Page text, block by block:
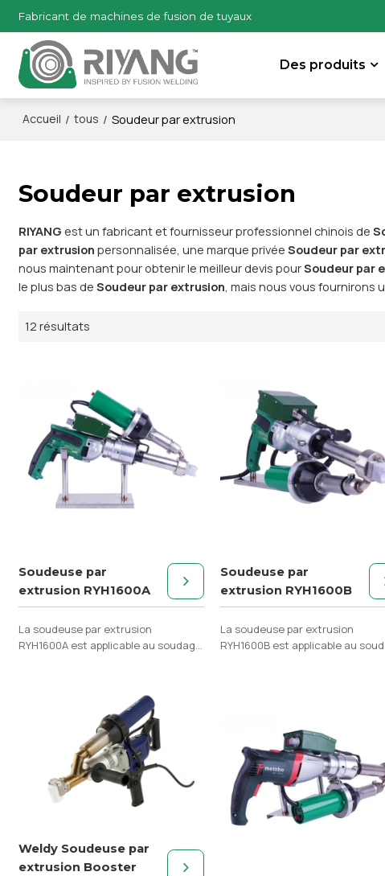
Fabricant de machines de fusion de tuyaux
Des produits
Accueil / tous / Soudeur par extrusion
Soudeur par extrusion
RIYANG est un fabricant et fournisseur professionnel chinois de
par extrusion personnalisée, une marque privéeSoudeur par
nous maintenant pour obtenir le meilleur devis pourSoudeur par
le plus bas deSoudeur par extrusion, mais nous vous fournirons
12 résultats
Soudeuse par
extrusion RYH1600A
La soudeuse par extrusion
RYH1600A est applicable au soudage
Soudeuse par
extrusion RYH1600B
La soudeuse par extrusion
RYH1600B est applicable au
Weldy Soudeuse par
extrusion Booster